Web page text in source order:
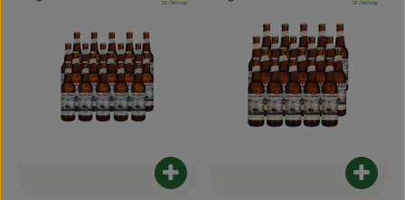
Produkt zum Warenkorb hinzufügen
, Kontrollstelle:
DE-ÖKO-034 , Kontrollstelle:
DE-ÖKO-034